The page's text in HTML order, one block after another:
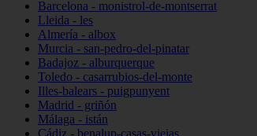
Barcelona - monistrol-de-montserrat
Lleida - les
Almería - albox
Murcia - san-pedro-del-pinatar
Badajoz - alburquerque
Toledo - casarrubios-del-monte
Illes-balears - puigpunyent
Madrid - griñón
Málaga - istán
Cádiz - benalup-casas-viejas